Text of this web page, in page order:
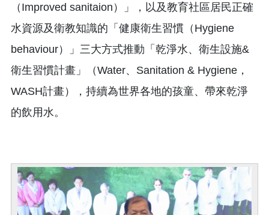
（Improved sanitaion）」，以及教育社區居民正確
水資源及衛教知識的「健康衛生習慣（Hygiene
behaviour）」三大方式推動「乾淨水、衛生設施&
衛生習慣計畫」（Water、Sanitation & Hygiene，
WASH計畫），持續為世界各地的孩童、帶來乾淨
的飲用水。